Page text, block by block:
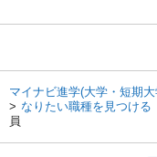
マイナビ進学(大学・短期
なりたい職種を見つける
員